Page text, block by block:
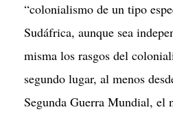
“colonialismo de un tipo
Sudáfrica, aunque sea
misma los rasgos del
segundo lugar, al menos
Segunda Guerra Mundial, el